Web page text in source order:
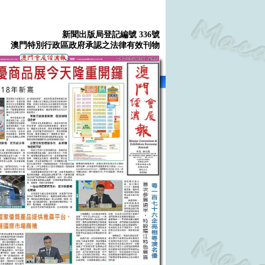
新聞出版局登記編號 336號
澳門特別行政區政府承認之法律有效刊物